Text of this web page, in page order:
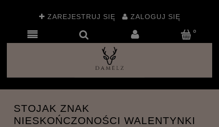
ZAREJESTRUJ SIĘ ZALOGUJ SIĘ
STOJAK ZNAK
NIESKOŃCZONOŚCI WALENTYNKI